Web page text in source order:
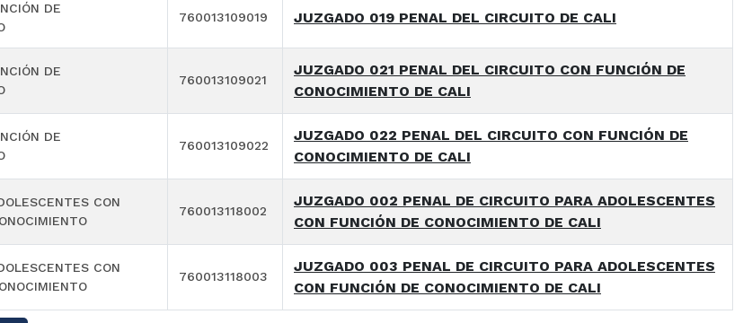
DE
760013109019 JUZGADO 019 PENAL DEL CIRCUITO DE CALI
DE
760013109021
JUZGADO 021 PENAL DEL CIRCUITO CON FUNCIÓN DE
CONOCIMIENTO DE CALI
DE
760013109022
JUZGADO 022 PENAL DEL CIRCUITO CON FUNCIÓN DE
CONOCIMIENTO DE CALI
CON
760013118002
JUZGADO 002 PENAL DE CIRCUITO PARA ADOLESCENTES
CON FUNCIÓN DE CONOCIMIENTO DE CALI
CON
760013118003
JUZGADO 003 PENAL DE CIRCUITO PARA ADOLESCENTES
CON FUNCIÓN DE CONOCIMIENTO DE CALI